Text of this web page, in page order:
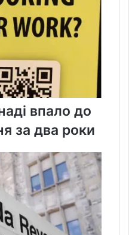
впало до
за два роки